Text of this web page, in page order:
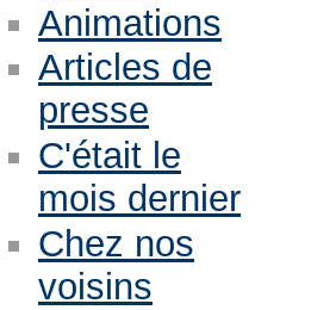
Animations
Articles de
presse
C'était le
mois dernier
Chez nos
voisins